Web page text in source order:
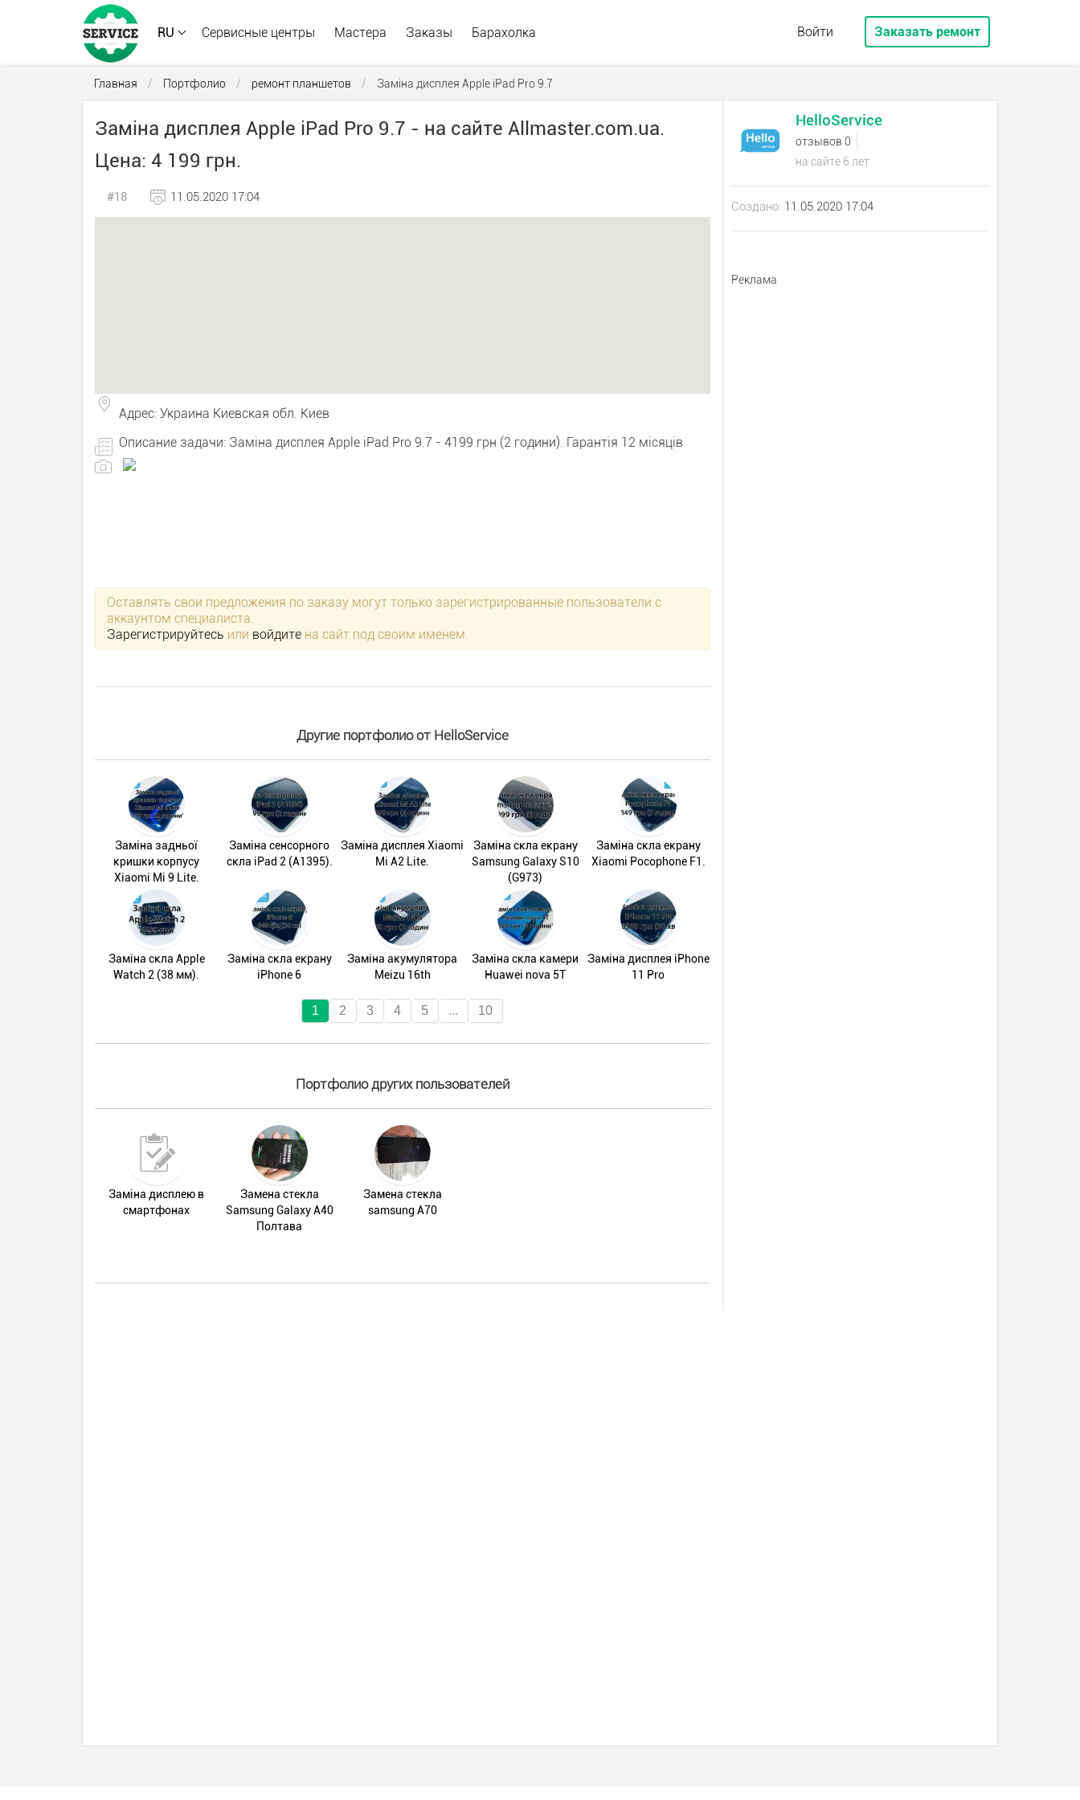
RU Сервисные центры Мастера Заказы Барахолка Войти Заказать ремонт
Главная / Портфолио / ремонт планшетов / Заміна дисплея Apple iPad Pro 9.7
Заміна дисплея Apple iPad Pro 9.7 - на сайте Allmaster.com.ua.
Цена: 4 199 грн.
#18 11.05.2020 17:04
Адрес: Украина Киевская обл. Киев
Описание задачи: Заміна дисплея Apple iPad Pro 9.7 - 4199 грн (2 години). Гарантія 12 місяців
Оставлять свои предложения по заказу могут только зарегистрированные пользователи с
аккаунтом специалиста.
Зарегистрируйтесь или войдите на сайт под своим именем.
Другие портфолио от HelloService
Заміна задньої
кришки корпусу
Xiaomi Mi 9 Lite.
Заміна сенсорного
скла iPad 2 (A1395).
Заміна дисплея Xiaomi
Mi A2 Lite.
Заміна скла екрану
Samsung Galaxy S10
(G973)
Заміна скла екрану
Xiaomi Pocophone F1.
Заміна скла Apple
Watch 2 (38 мм).
Заміна скла екрану
iPhone 6
Заміна акумулятора
Meizu 16th
Заміна скла камери
Huawei nova 5T
Заміна дисплея iPhone
11 Pro
1 2 3 4 5 ... 10
Портфолио других пользователей
Заміна дисплею в
смартфонах
Замена стекла
Samsung Galaxy A40
Полтава
Замена стеклa
samsung A70
HelloService
отзывов 0
на сайте 6 лет
Создано: 11.05.2020 17:04
Реклама